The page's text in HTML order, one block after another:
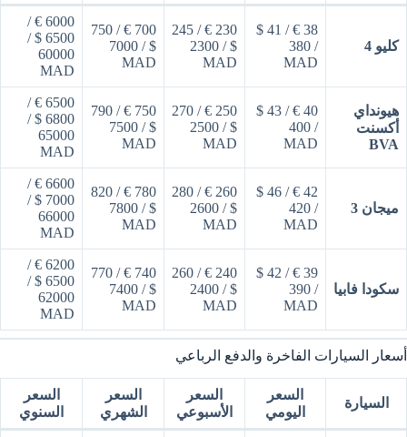
كليو 4
38 € / 41 $
/ 380
MAD
230 € / 245
$ / 2300
MAD
700 € / 750
$ / 7000
MAD
6000 € /
6500 $ /
60000
MAD
هيونداي
أكسنت
BVA
40 € / 43 $
/ 400
MAD
250 € / 270
$ / 2500
MAD
750 € / 790
$ / 7500
MAD
6500 € /
6800 $ /
65000
MAD
ميجان 3
42 € / 46 $
/ 420
MAD
260 € / 280
$ / 2600
MAD
780 € / 820
$ / 7800
MAD
6600 € /
7000 $ /
66000
MAD
سكودا فابيا
39 € / 42 $
/ 390
MAD
240 € / 260
$ / 2400
MAD
740 € / 770
$ / 7400
MAD
6200 € /
6500 $ /
62000
MAD
أسعار السيارات الفاخرة والدفع الرباعي
السيارة
السعر
اليومي
السعر
الأسبوعي
السعر
الشهري
السعر
السنوي